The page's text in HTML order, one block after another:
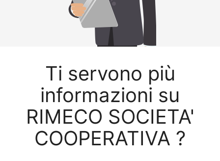
Ti servono più
informazioni su
RIMECO SOCIETA'
COOPERATIVA ?